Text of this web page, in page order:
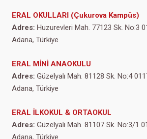
ERAL OKULLARI (Çukurova Kampüs)
Adres: Huzurevleri Mah. 77123 Sk. No:3
Adana, Türkiye
ERAL MİNİ ANAOKULU
Adres: Güzelyalı Mah. 81128 Sk. No:4
Adana, Türkiye
ERAL İLKOKUL & ORTAOKUL
Adres: Güzelyalı Mah. 81107 Sk. No:3/1
Adana, Türkiye